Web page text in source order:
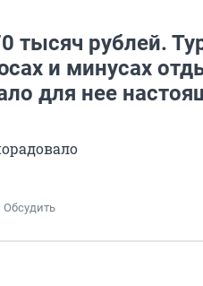
тысяч рублей.
и минусах
для нее
Обсудить